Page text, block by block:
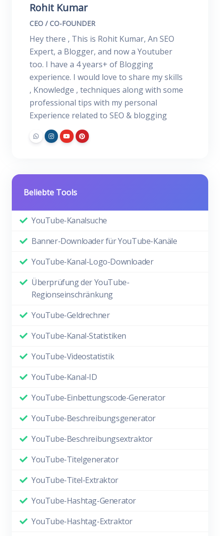
Rohit Kumar
CEO / CO-FOUNDER
Hey there , This is Rohit Kumar, An SEO
Expert, a Blogger, and now a Youtuber
too. I have a 4 years+ of Blogging
experience. I would love to share my skills
, Knowledge , techniques along with some
professional tips with my personal
Experience related to SEO & blogging
Beliebte Tools
YouTube-Kanalsuche
Banner-Downloader für YouTube-Kanäle
YouTube-Kanal-Logo-Downloader
Überprüfung der YouTube-
Regionseinschränkung
YouTube-Geldrechner
YouTube-Kanal-Statistiken
YouTube-Videostatistik
YouTube-Kanal-ID
YouTube-Einbettungscode-Generator
YouTube-Beschreibungsgenerator
YouTube-Beschreibungsextraktor
YouTube-Titelgenerator
YouTube-Titel-Extraktor
YouTube-Hashtag-Generator
YouTube-Hashtag-Extraktor